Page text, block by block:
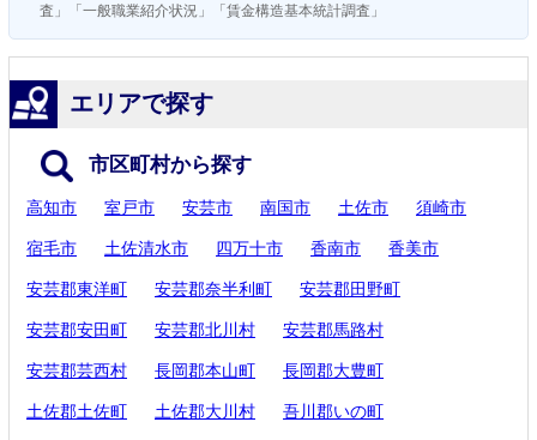
査」「一般職業紹介状況」「賃金構造基本統計調査」
エリアで探す
市区町村から探す
高知市 室戸市 安芸市 南国市 土佐市 須崎市
宿毛市 土佐清水市 四万十市 香南市 香美市
安芸郡東洋町 安芸郡奈半利町 安芸郡田野町
安芸郡安田町 安芸郡北川村 安芸郡馬路村
安芸郡芸西村 長岡郡本山町 長岡郡大豊町
土佐郡土佐町 土佐郡大川村 吾川郡いの町